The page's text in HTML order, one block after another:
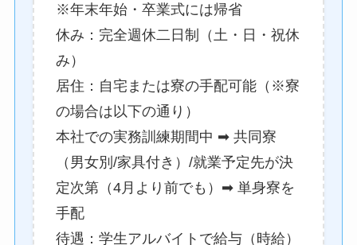
※年末年始・卒業式には帰省
休み：完全週休二日制（土・日・祝休
み）
居住：自宅または寮の手配可能（※寮
の場合は以下の通り）
本社での実務訓練期間中 ➡ 共同寮
（男女別/家具付き）/就業予定先が決
定次第（4月より前でも）➡ 単身寮を
手配
待遇：学生アルバイトで給与（時給）